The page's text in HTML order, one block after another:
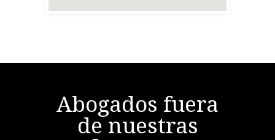
Abogados fuera
de nuestras